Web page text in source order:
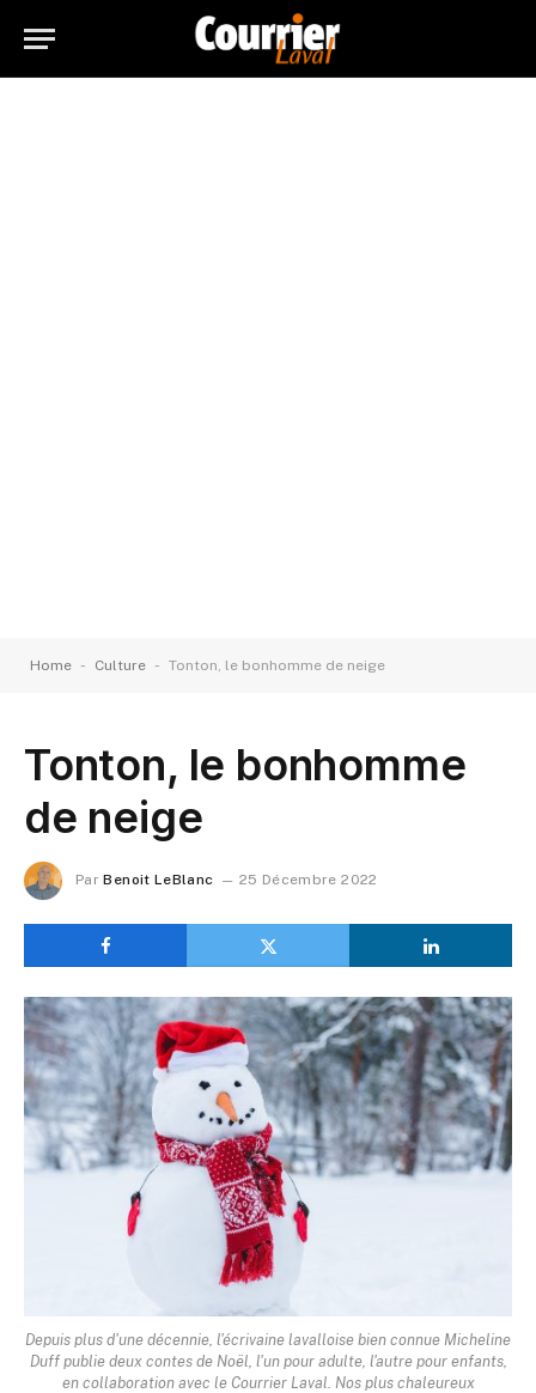
Home - Culture - Tonton, le bonhomme de neige
Tonton, le bonhomme
de neige
Par Benoit LeBlanc 25 Décembre 2022
Depuis plus d'une décennie, l'écrivaine lavalloise bien connue Micheline
Duff publie deux contes de Noël, l'un pour adulte, l'autre pour enfants,
en collaboration avec le Courrier Laval. Nos plus chaleureux